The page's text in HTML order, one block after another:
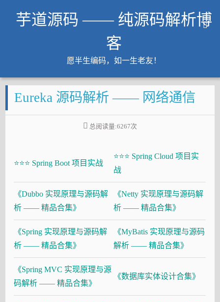
芋道源码 —— 纯源码解析博
客
愿半生编码，如一生老友！
文章
知识星球
Github
友链
大厂面试必备
Java 超神之路
Eureka 源码解析 —— 网络通信
总阅读量:6267次
⭐⭐⭐ Spring Boot 项目实战
⭐⭐⭐ Spring Cloud 项目实
战
《Dubbo 实现原理与源码解
析 —— 精品合集》
《Netty 实现原理与源码解
析 —— 精品合集》
《Spring 实现原理与源码解
析 —— 精品合集》
《MyBatis 实现原理与源码
解析 —— 精品合集》
《Spring MVC 实现原理与源
码解析 —— 精品合集》
《数据库实体设计合集》